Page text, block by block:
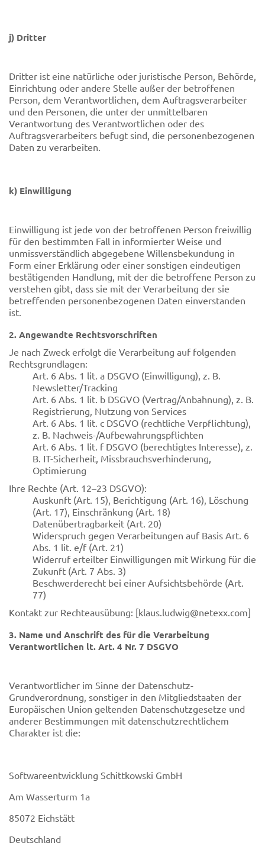
j) Dritter
Dritter ist eine natürliche oder juristische Person, Behörde,
Einrichtung oder andere Stelle außer der betroffenen
Person, dem Verantwortlichen, dem Auftragsverarbeiter
und den Personen, die unter der unmittelbaren
Verantwortung des Verantwortlichen oder des
Auftragsverarbeiters befugt sind, die personenbezogenen
Daten zu verarbeiten.
k) Einwilligung
Einwilligung ist jede von der betroffenen Person freiwillig
für den bestimmten Fall in informierter Weise und
unmissverständlich abgegebene Willensbekundung in
Form einer Erklärung oder einer sonstigen eindeutigen
bestätigenden Handlung, mit der die betroffene Person zu
verstehen gibt, dass sie mit der Verarbeitung der sie
betreffenden personenbezogenen Daten einverstanden
ist.
2. Angewandte Rechtsvorschriften
Je nach Zweck erfolgt die Verarbeitung auf folgenden
Rechtsgrundlagen:
Art. 6 Abs. 1 lit. a DSGVO (Einwilligung), z. B.
Newsletter/Tracking
Art. 6 Abs. 1 lit. b DSGVO (Vertrag/Anbahnung), z. B.
Registrierung, Nutzung von Services
Art. 6 Abs. 1 lit. c DSGVO (rechtliche Verpflichtung),
z. B. Nachweis-/Aufbewahrungspflichten
Art. 6 Abs. 1 lit. f DSGVO (berechtigtes Interesse), z.
B. IT-Sicherheit, Missbrauchsverhinderung,
Optimierung
Ihre Rechte (Art. 12–23 DSGVO):
Auskunft (Art. 15), Berichtigung (Art. 16), Löschung
(Art. 17), Einschränkung (Art. 18)
Datenübertragbarkeit (Art. 20)
Widerspruch gegen Verarbeitungen auf Basis Art. 6
Abs. 1 lit. e/f (Art. 21)
Widerruf erteilter Einwilligungen mit Wirkung für die
Zukunft (Art. 7 Abs. 3)
Beschwerderecht bei einer Aufsichtsbehörde (Art.
77)
Kontakt zur Rechteausübung: [klaus.ludwig@netexx.com]
3. Name und Anschrift des für die Verarbeitung
Verantwortlichen lt. Art. 4 Nr. 7 DSGVO
Verantwortlicher im Sinne der Datenschutz-
Grundverordnung, sonstiger in den Mitgliedstaaten der
Europäischen Union geltenden Datenschutzgesetze und
anderer Bestimmungen mit datenschutzrechtlichem
Charakter ist die:
Softwareentwicklung Schittkowski GmbH
Am Wasserturm 1a
85072 Eichstätt
Deutschland